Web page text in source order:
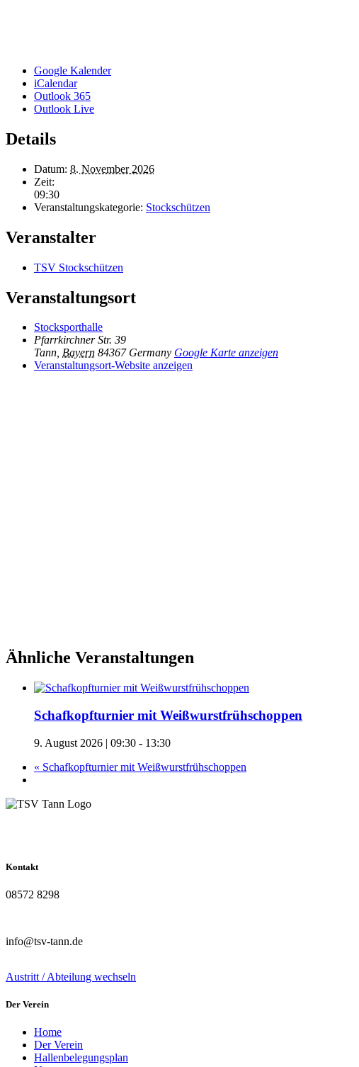
Google Kalender
iCalendar
Outlook 365
Outlook Live
Details
Datum: 8. November 2026
Zeit:
09:30
Veranstaltungskategorie: Stockschützen
Veranstalter
TSV Stockschützen
Veranstaltungsort
Stocksporthalle
Pfarrkirchner Str. 39
Tann, Bayern 84367 Germany Google Karte anzeigen
Veranstaltungsort-Website anzeigen
Ähnliche Veranstaltungen
Schafkopfturnier mit Weißwurstfrühschoppen
9. August 2026 | 09:30 - 13:30
« Schafkopfturnier mit Weißwurstfrühschoppen
Kontakt
08572 8298
info@tsv-tann.de
Austritt / Abteilung wechseln
Der Verein
Home
Der Verein
Hallenbelegungsplan